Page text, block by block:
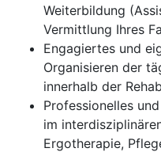
Weiterbildung
Vermittlung Ihres
Engagiertes und
Organisieren der
innerhalb der
Professionelles
im
Ergotherapie,